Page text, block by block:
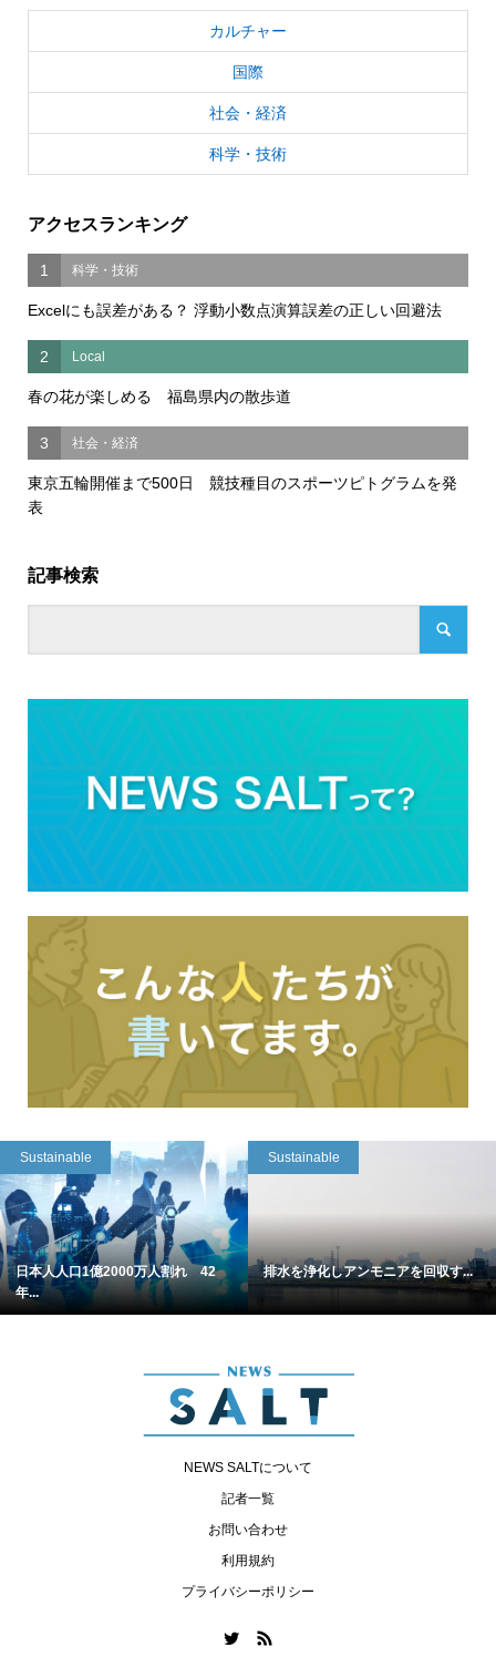
カルチャー
国際
社会・経済
科学・技術
アクセスランキング
1 科学・技術
Excelにも誤差がある？ 浮動小数点演算誤差の正しい回避法
2 Local
春の花が楽しめる 福島県内の散歩道
3 社会・経済
東京五輪開催まで500日 競技種目のスポーツピトグラムを発
表
記事検索
Sustainable
日本人人口1億2000万人割れ 42
年...
Sustainable
排水を浄化しアンモニアを回収す...
NEWS SALTについて
記者一覧
お問い合わせ
利用規約
プライバシーポリシー